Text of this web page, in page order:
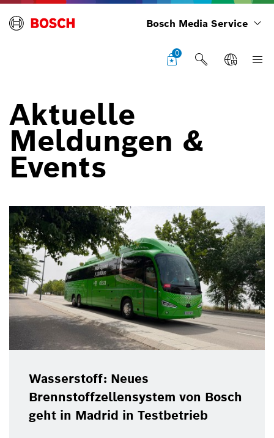
Bosch Media Service
0
Aktuelle
Meldungen &
Events
Wasserstoff: Neues
Brennstoffzellensystem von Bosch
geht in Madrid in Testbetrieb